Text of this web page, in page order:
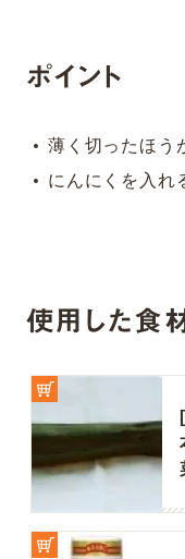
ポイント
薄く切ったほう
にんにくを入れ
使用した食